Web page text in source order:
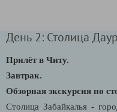
День 2: Столица
Прилёт в Читу.
Завтрак.
Обзорная экскурсия по
Столица Забайкалья -